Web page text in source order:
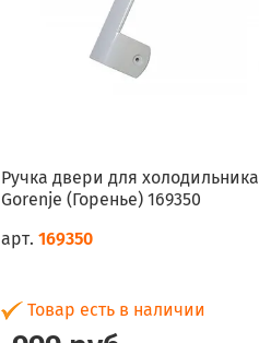
Ручка двери для холодильника
Gorenje (Горенье) 169350
арт.169350
Товар есть в наличии